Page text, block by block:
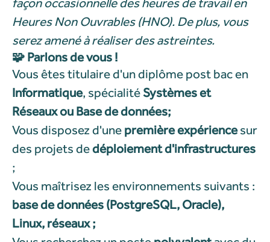
façon occasionnelle des heures de travail en
Heures Non Ouvrables (HNO). De plus, vous
serez amené à réaliser des astreintes.
🧩 Parlons de vous !
Vous êtes titulaire d'un diplôme post bac en
Informatique, spécialitéSystèmes et
Réseaux ou Base de données;
Vous disposez d'une première expériencesur
des projets dedéploiement d'infrastructures
;
Vous maîtrisez les environnements suivants :
base de données (PostgreSQL, Oracle),
Linux, réseaux ;